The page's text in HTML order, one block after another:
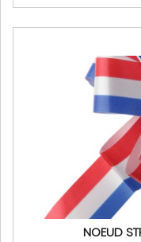
NOEUD